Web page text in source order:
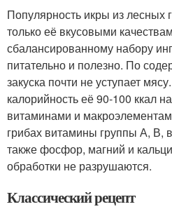
Популярность икры из лесных
только её вкусовыми
сбалансированному набору
питательно и полезно. По
закуска почти не уступает
калорийность её 90-100 ккал
витаминами и
грибах витамины группы А,
также фосфор, магний и
обработки не разрушаются.
Классический рецепт